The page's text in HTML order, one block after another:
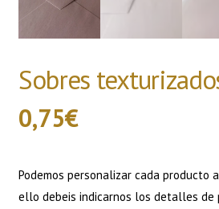
Sobres
0,75€
Podemos personalizar cada producto
ello debeis indicarnos los detalles de